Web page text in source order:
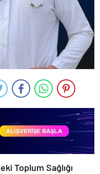
Toplum Sağlığı